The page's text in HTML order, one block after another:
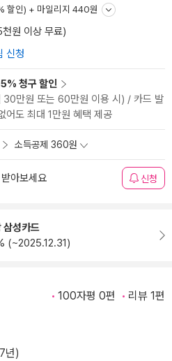
할인) + 마일리지 440원
원 이상 무료)
신청
청구 할인
30만원 또는 60만원 이용 시) / 카드 발
어도 최대 1만원 혜택 제공
소득공제 360원
아보세요 신청
성카드
(~2025.12.31)
100자평 0편 리뷰 1편
년)